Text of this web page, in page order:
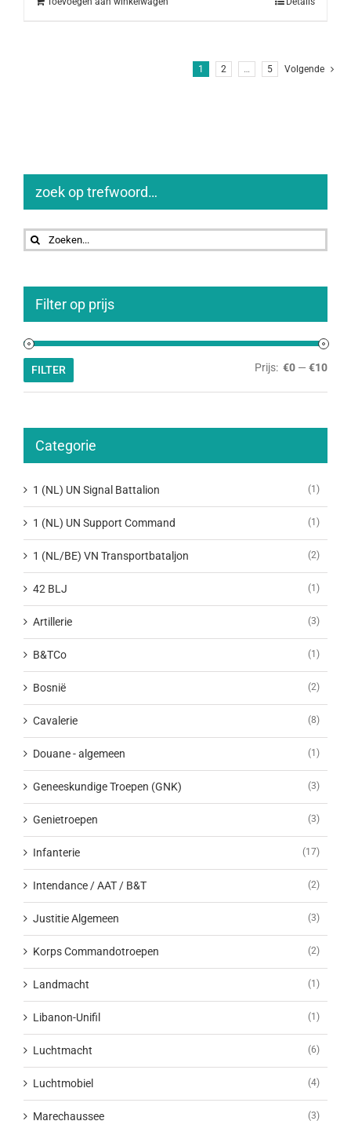
1 2 … 5 Volgende
zoek op trefwoord…
Zoeken
naar:
Filter op prijs
Min.
Max.
FILTER Prijs: €0 — €10
Categorie
1 (NL) UN Signal Battalion (1)
1 (NL) UN Support Command (1)
1 (NL/BE) VN Transportbataljon (2)
42 BLJ (1)
Artillerie (3)
B&TCo (1)
Bosnië (2)
Cavalerie (8)
Douane - algemeen (1)
Geneeskundige Troepen (GNK) (3)
Genietroepen (3)
Infanterie (17)
Intendance / AAT / B&T (2)
Justitie Algemeen (3)
Korps Commandotroepen (2)
Landmacht (1)
Libanon-Unifil (1)
Luchtmacht (6)
Luchtmobiel (4)
Marechaussee (3)